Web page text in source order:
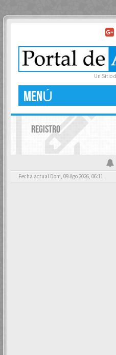
Un Sitio
MENÚ
REGISTRO
Fecha actual Dom, 09 Ago 2026, 06:11